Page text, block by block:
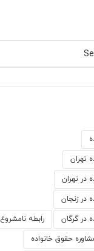
تهران
در تهران
در زنجان
در گرگان رابطه نامشروع
حقوق خانواده